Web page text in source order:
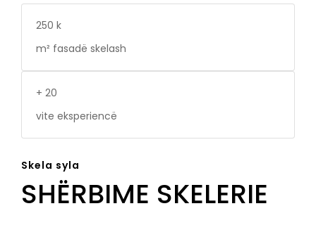
250 k
m² fasadë skelash
+ 20
vite eksperiencë
Skela syla
SHËRBIME SKELERIE